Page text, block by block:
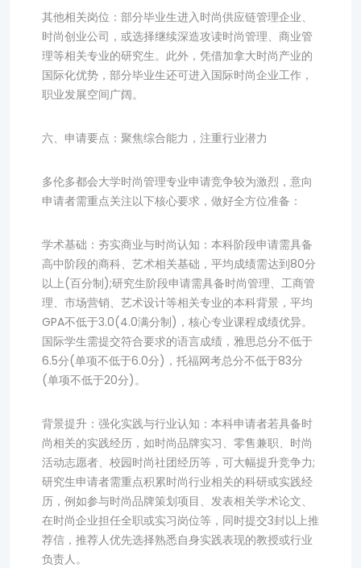
其他相关岗位：部分毕业生进入时尚供应链管理企业、
时尚创业公司，或选择继续深造攻读时尚管理、商业管
理等相关专业的研究生。此外，凭借加拿大时尚产业的
国际化优势，部分毕业生还可进入国际时尚企业工作，
职业发展空间广阔。
六、申请要点：聚焦综合能力，注重行业潜力
多伦多都会大学时尚管理专业申请竞争较为激烈，意向
申请者需重点关注以下核心要求，做好全方位准备：
学术基础：夯实商业与时尚认知：本科阶段申请需具备
高中阶段的商科、艺术相关基础，平均成绩需达到80分
以上(百分制);研究生阶段申请需具备时尚管理、工商管
理、市场营销、艺术设计等相关专业的本科背景，平均
GPA不低于3.0(4.0满分制)，核心专业课程成绩优异。
国际学生需提交符合要求的语言成绩，雅思总分不低于
6.5分(单项不低于6.0分)，托福网考总分不低于83分
(单项不低于20分)。
背景提升：强化实践与行业认知：本科申请者若具备时
尚相关的实践经历，如时尚品牌实习、零售兼职、时尚
活动志愿者、校园时尚社团经历等，可大幅提升竞争力;
研究生申请者需重点积累时尚行业相关的科研或实践经
历，例如参与时尚品牌策划项目、发表相关学术论文、
在时尚企业担任全职或实习岗位等，同时提交3封以上推
荐信，推荐人优先选择熟悉自身实践表现的教授或行业
负责人。